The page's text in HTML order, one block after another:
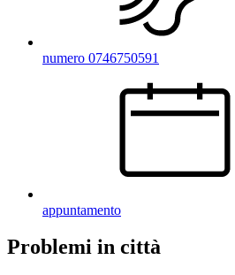
numero 0746750591
appuntamento
Problemi in città